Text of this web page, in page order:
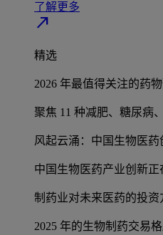
了解更多
north_east
精选
2026 年最值得关注的药
聚焦 11 种减肥、糖尿病
风起云涌：中国生物医药
中国生物医药产业创新
制药业对未来医药的投资
2025 年的生物制药交易